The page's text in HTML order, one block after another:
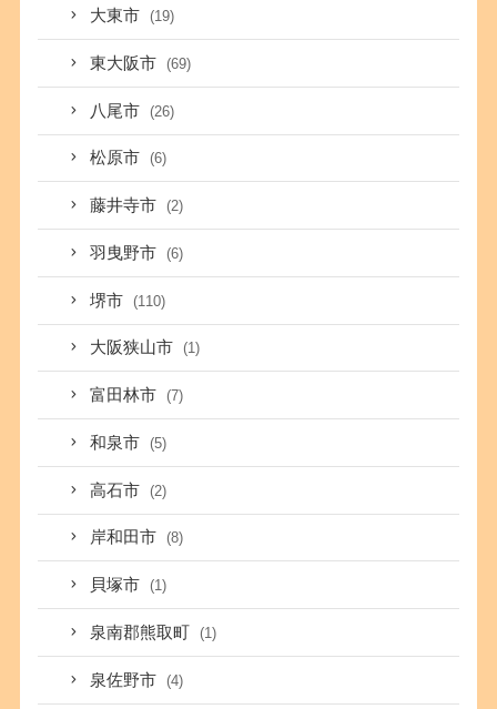
大東市 (19)
東大阪市 (69)
八尾市 (26)
松原市 (6)
藤井寺市 (2)
羽曳野市 (6)
堺市 (110)
大阪狭山市 (1)
富田林市 (7)
和泉市 (5)
高石市 (2)
岸和田市 (8)
貝塚市 (1)
泉南郡熊取町 (1)
泉佐野市 (4)